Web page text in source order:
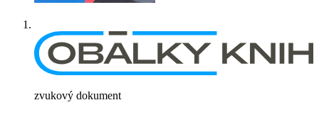
zvukový dokument